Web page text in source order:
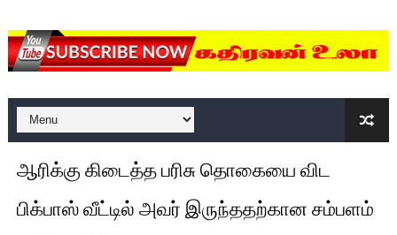
யாழில் தமிழின தலைவர் பிரபாகரனின் பிறந்தநாளை
ஏர்போர்ட்டில் உதைத்த நபர் யார், என்ன நடந்தது?: உண்மையை
சீனா இலங்கையிடம் 8 மில்லியன் அமெரிக்க டொலர் நட்டஈடு
01/11/2021 Scotland ல் நடைபெறும் கண்டனப்
பாலச்சந்திரன் மற்றும் தன்னிடம் படித்த மாணவர்கள் தொடர்பில்
பிரிட்டனால் கடத்தப்படும் நிலையில் இலங்கைத் தமிழ்
ஆரிக்கு கிடைத்த பரிசு தொகையை விட
பிக்பாஸ் வீட்டில் அவர் இருந்ததற்கான சம்பளம்